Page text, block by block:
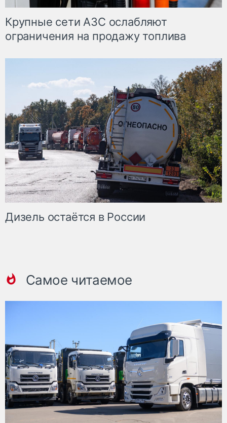
Крупные сети АЗС ослабляют
ограничения на продажу топлива
Дизель остаётся в России
Самое читаемое